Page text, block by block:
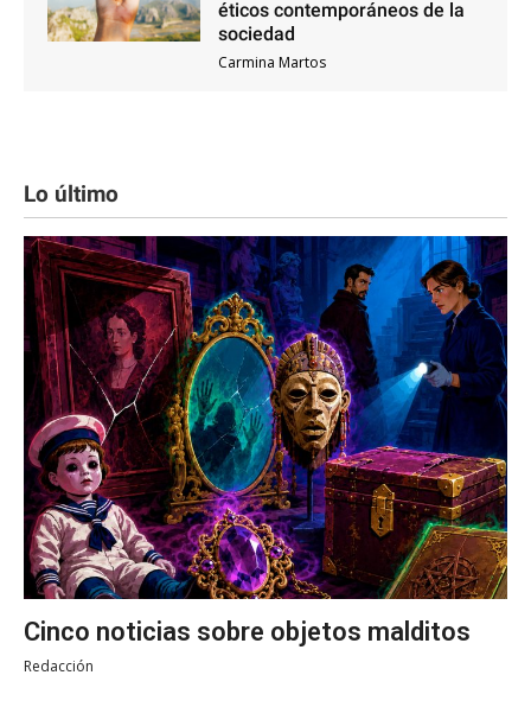
éticos contemporáneos de la
sociedad
Carmina Martos
Lo último
Cinco noticias sobre objetos malditos
Redacción